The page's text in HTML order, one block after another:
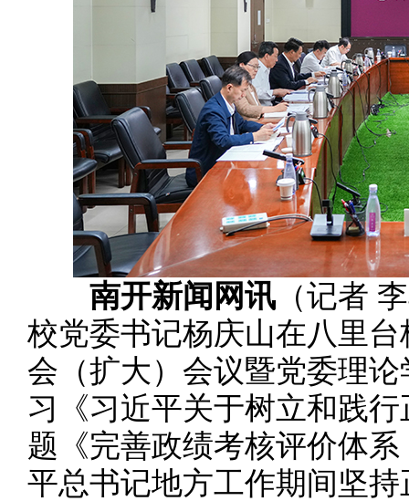
南开新闻网讯 （记者
校党委书记杨庆山在八里
会（扩大）会议暨党委理
习《习近平关于树立和践
题《完善政绩考核评价体
平总书记地方工作期间坚